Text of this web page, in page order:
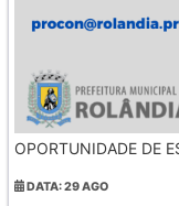
OPORTUNIDADE DE
DATA: 29 AGO